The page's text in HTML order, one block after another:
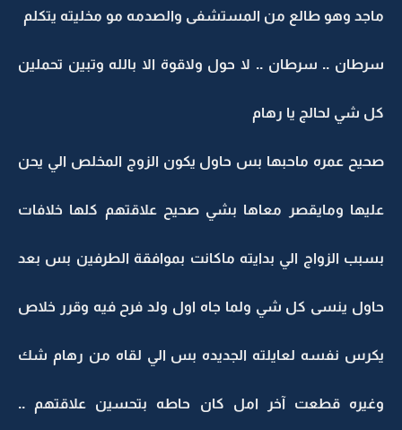
ماجد وهو طالع من المستشفى والصدمه مو مخليته يتكلم
سرطان .. سرطان .. لا حول ولاقوة الا بالله وتبين تحملين
كل شي لحالج يا رهام
صحيح عمره ماحبها بس حاول يكون الزوج المخلص الي يحن
عليها ومايقصر معاها بشي صحيح علاقتهم كلها خلافات
بسبب الزواج الي بدايته ماكانت بموافقة الطرفين بس بعد
حاول ينسى كل شي ولما جاه اول ولد فرح فيه وقرر خلاص
يكرس نفسه لعايلته الجديده بس الي لقاه من رهام شك
وغيره قطعت آخر امل كان حاطه بتحسين علاقتهم ..